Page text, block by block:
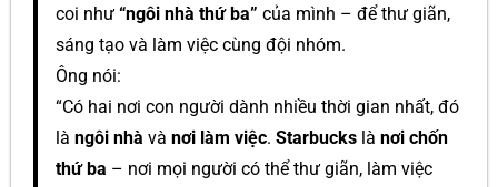
coi như “ngôi nhà thứ ba” của mình – để thư giãn,
sáng tạo và làm việc cùng đội nhóm.
Ông nói:
“Có hai nơi con người dành nhiều thời gian nhất, đó
là ngôi nhà và nơi làm việc. Starbucks là nơi chốn
thứ ba – nơi mọi người có thể thư giãn, làm việc